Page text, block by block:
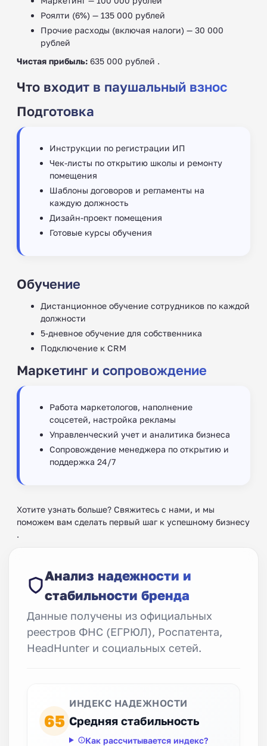
Роялти (6%) — 135 000 рублей
Прочие расходы (включая налоги) — 30 000
рублей
Чистая прибыль: 635 000 рублей .
Что входит в паушальный взнос
Подготовка
Инструкции по регистрации ИП
Чек-листы по открытию школы и ремонту
помещения
Шаблоны договоров и регламенты на
каждую должность
Дизайн-проект помещения
Готовые курсы обучения
Обучение
Дистанционное обучение сотрудников по каждой
должности
5-дневное обучение для собственника
Подключение к CRM
Маркетинг и сопровождение
Работа маркетологов, наполнение
соцсетей, настройка рекламы
Управленческий учет и аналитика бизнеса
Сопровождение менеджера по открытию и
поддержка 24/7
Хотите узнать больше? Свяжитесь с нами, и мы
поможем вам сделать первый шаг к успешному бизнесу
.
Анализ надежности и
стабильности бренда
Данные получены из официальных
реестров ФНС (ЕГРЮЛ), Роспатента,
HeadHunter и социальных сетей.
65
ИНДЕКС НАДЕЖНОСТИ
Средняя стабильность
Как рассчитывается индекс?